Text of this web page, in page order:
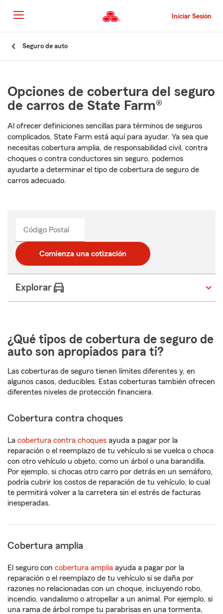
al
contenido
principal
Iniciar Sesión
Seguro de auto
Opciones de cobertura del seguro
de carros de State Farm®
Al ofrecer definiciones sencillas para términos de seguros
complicados, State Farm está aquí para ayudar. Ya sea que
necesitas cobertura amplia, de responsabilidad civil, contra
choques o contra conductores sin seguro, podemos
ayudarte a determinar el tipo de cobertura de seguro de
carros adecuado.
Código Postal
Comienza una cotización
Explorar
¿Qué tipos de cobertura de seguro de
auto son apropiados para ti?
Las coberturas de seguro tienen límites diferentes y, en
algunos casos, deducibles. Estas coberturas también ofrecen
diferentes niveles de protección financiera.
Cobertura contra choques
La cobertura contra choques ayuda a pagar por la
reparación o el reemplazo de tu vehículo si se vuelca o choca
con otro vehículo u objeto, como un árbol o una barandilla.
Por ejemplo, si chocas otro carro por detrás en un semáforo,
podría cubrir los costos de reparación de tu vehículo, lo cual
te permitirá volver a la carretera sin el estrés de facturas
inesperadas.
Cobertura amplia
El seguro con cobertura amplia ayuda a pagar por la
reparación o el reemplazo de tu vehículo si se daña por
razones no relacionadas con un choque, incluyendo robo,
incendio, vandalismo o atropellar a un animal. Por ejemplo, si
una rama de árbol rompe tu parabrisas en una tormenta,